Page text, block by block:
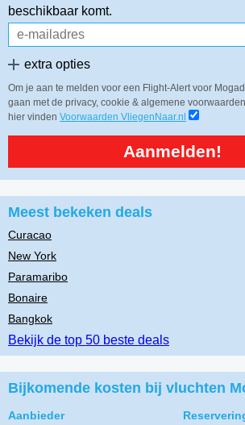
beschikbaar komt.
extra opties
Om je aan te melden voor een Flight-Alert voor
gaan met de privacy, cookie & algemene
hier vinden Voorwaarden VliegenNaar.nl
Aanmelden!
Meest bekeken deals
Curacao
New York
Paramaribo
Bonaire
Bangkok
Bekijk de top 50 beste deals
Bijkomende kosten bij vluchten
Aanbieder